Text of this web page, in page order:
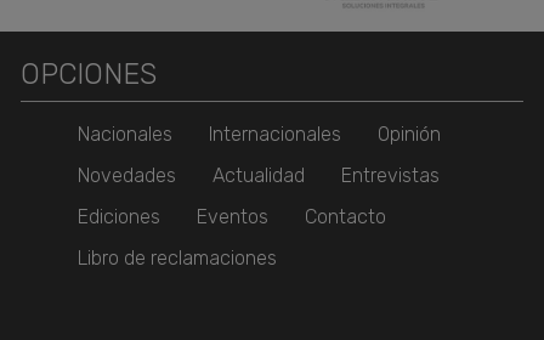
OPCIONES
Nacionales Internacionales
Opinión
Novedades
Actualidad
Entrevistas
Ediciones
Eventos
Contacto
Libro de reclamaciones